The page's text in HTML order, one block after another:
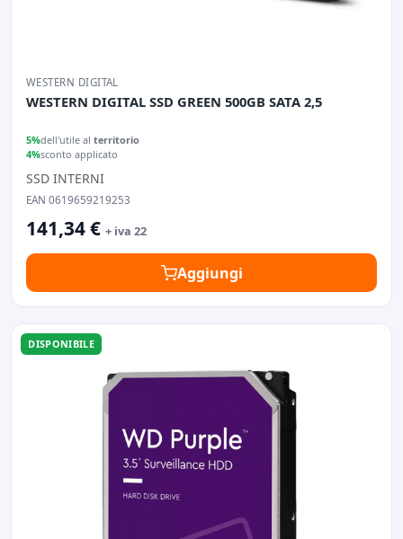
WESTERN DIGITAL
WESTERN DIGITAL SSD GREEN 500GB SATA 2,5
5%dell'utile al territorio
4%sconto applicato
SSD INTERNI
EAN 0619659219253
141,34 € + iva 22
Aggiungi
DISPONIBILE